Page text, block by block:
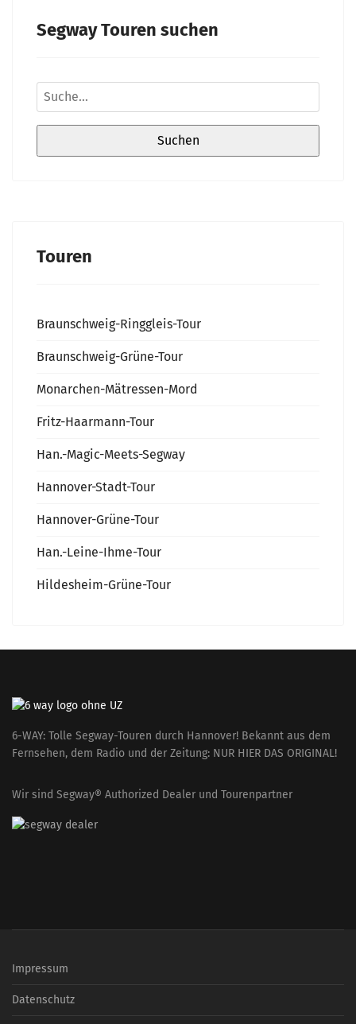
Segway Touren suchen
Touren
Braunschweig-Ringgleis-Tour
Braunschweig-Grüne-Tour
Monarchen-Mätressen-Mord
Fritz-Haarmann-Tour
Han.-Magic-Meets-Segway
Hannover-Stadt-Tour
Hannover-Grüne-Tour
Han.-Leine-Ihme-Tour
Hildesheim-Grüne-Tour
6-WAY: Tolle Segway-Touren durch Hannover! Bekannt aus dem
Fernsehen, dem Radio und der Zeitung: NUR HIER DAS ORIGINAL!
Wir sind Segway® Authorized Dealer und Tourenpartner
Impressum
Datenschutz